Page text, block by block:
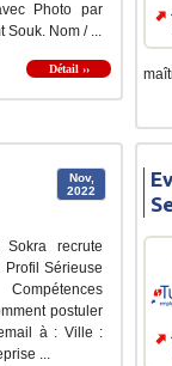
Photo par
Souk. Nom / ...
Détail ››
Nov,
2022
recrute
Profil Sérieuse
postuler
à : Ville :
...